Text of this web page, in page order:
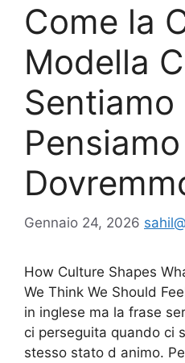
Come la
Modella
Gennaio 24, 2026
How Culture Shapes
We Think We Should
in inglese ma la frase
ci perseguita quando ci
stesso stato d animo.